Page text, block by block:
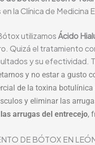
la Clínica de Medicina
utilizamosÁcido
Quizá el tratamiento
y su efectividad.
y no estar a gusto
de la toxina
y eliminar las
las arrugas del entrecejo,
DE BÓTOX EN